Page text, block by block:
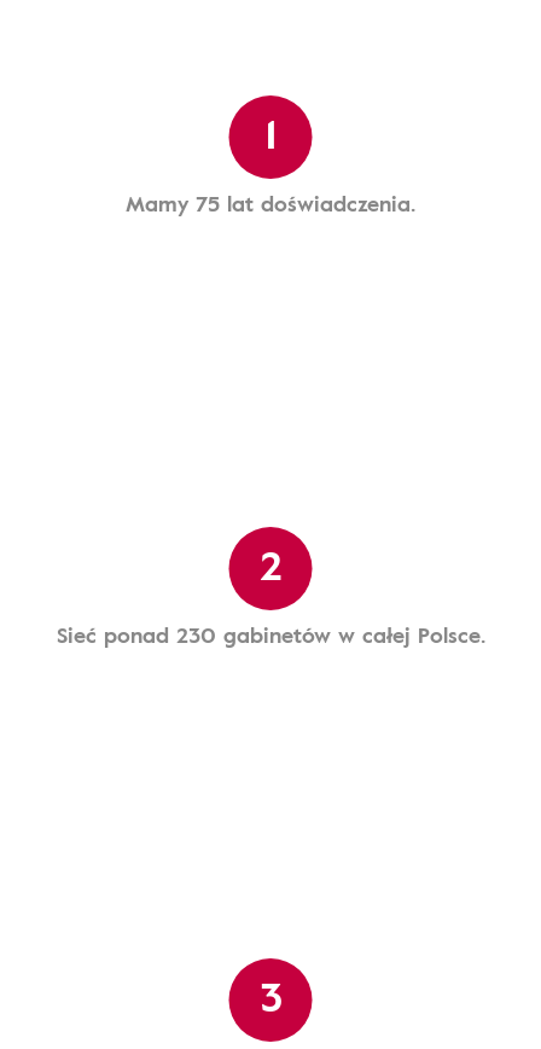
1
Mamy 75 lat doświadczenia.
2
Sieć ponad 230 gabinetów w całej Polsce.
3